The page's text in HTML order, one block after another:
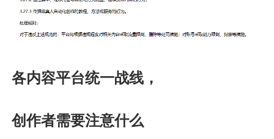
各内容平台统一战线，
创作者需要注意什么